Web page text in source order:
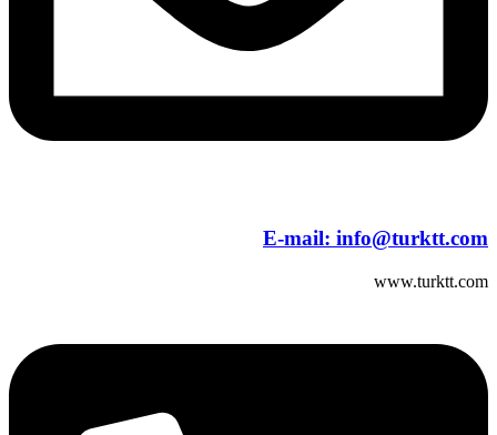
E-mail: info@turktt.com
www.turktt.com